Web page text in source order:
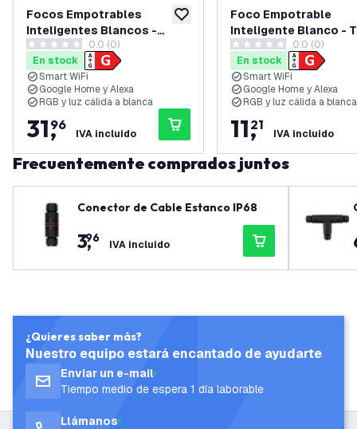
añadir a lista de deseos
Focos Empotrables
Inteligentes Blancos -
Tokio - Regulable -
RGB+CCT - Pack de 3
0 estrellas de puntuación
0.0 (0)
En stock
Smart WiFi
Google Home y Alexa
RGB y luz cálida a blanca
31,
96
IVA incluido
Foco Empotrable
Inteligente Blanco -
Regulable - RGB+CCT
0 estrellas de puntuación
0.0 (0)
En stock
Smart WiFi
Google Home y Alexa
RGB y luz cálida a blanca
11,
21
IVA incluido
Frecuentemente comprados juntos
Conector de Cable Estanco IP68
3,
96 IVA incluido
¿Quieres saber más?
Nuestro equipo estará encantado de ayudarte
Enviar un e-mail
Tiempo medio de espera 1 día laborable
Llámanos